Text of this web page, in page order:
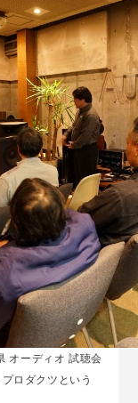
オーディオ 試聴会
ロダクツという